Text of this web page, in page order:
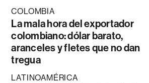
COLOMBIA
La mala hora del exportador
colombiano: dólar barato,
aranceles y fletes que no dan
tregua
LATINOAMÉRICA